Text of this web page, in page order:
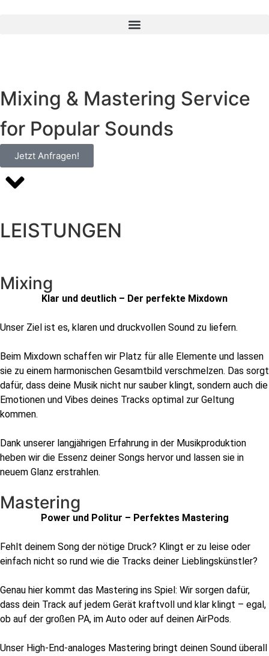
Mixing & Mastering Service
for Popular Sounds
Jetzt Anfragen!
LEISTUNGEN
Mixing
Klar und deutlich – Der perfekte Mixdown
Unser Ziel ist es, klaren und druckvollen Sound zu liefern.
Beim Mixdown schaffen wir Platz für alle Elemente und lassen
sie zu einem harmonischen Gesamtbild verschmelzen. Das sorgt
dafür, dass deine Musik nicht nur sauber klingt, sondern auch die
Emotionen und Vibes deines Tracks optimal zur Geltung
kommen.
Dank unserer langjährigen Erfahrung in der Musikproduktion
heben wir die Essenz deiner Songs hervor und lassen sie in
neuem Glanz erstrahlen.
Mastering
Power und Politur – Perfektes Mastering
Fehlt deinem Song der nötige Druck? Klingt er zu leise oder
einfach nicht so rund wie die Tracks deiner Lieblingskünstler?
Genau hier kommt das Mastering ins Spiel: Wir sorgen dafür,
dass dein Track auf jedem Gerät kraftvoll und klar klingt – egal,
ob auf der großen PA, im Auto oder auf deinen AirPods.
Unser High-End-analoges Mastering bringt deinen Sound überall